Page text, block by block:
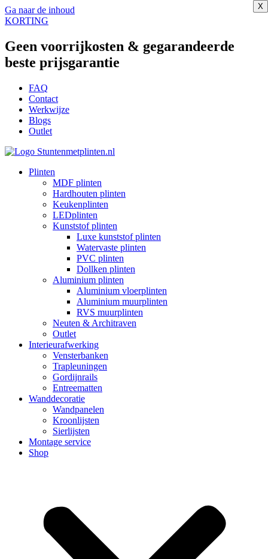
Ga naar de inhoud
KORTING
Geen voorrijkosten & gegarandeerde
beste prijsgarantie
FAQ
Contact
Werkwijze
Blogs
Outlet
Plinten
MDF plinten
Hardhouten plinten
Keukenplinten
LEDplinten
Kunststof plinten
Luxe kunststof plinten
Watervaste plinten
PVC plinten
Dollken plinten
Aluminium plinten
Aluminium vloerplinten
Aluminium muurplinten
RVS muurplinten
Neuten & Architraven
Outlet
Interieurafwerking
Vensterbanken
Trapleuningen
Gordijnrails
Entreematten
Wanddecoratie
Wandpanelen
Kroonlijsten
Sierlijsten
Montage service
Shop
X
X
X
X
X
X
X
X
X